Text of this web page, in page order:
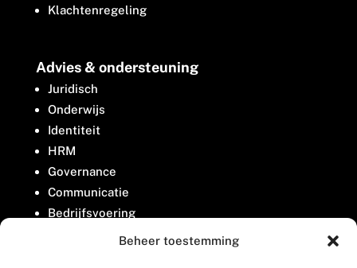
Beheer toestemming
Klachtenregeling
Advies & ondersteuning
Juridisch
Onderwijs
Identiteit
HRM
Governance
Communicatie
Bedrijfsvoering
Belangenbehartiging